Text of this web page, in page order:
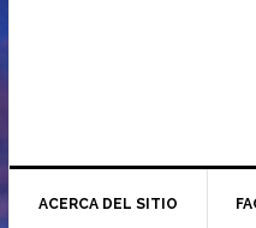
ACERCA DEL SITIO